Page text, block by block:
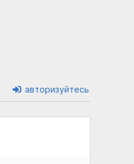
авторизуйтесь